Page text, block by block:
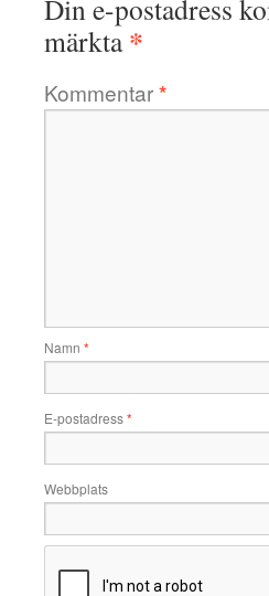
Din e-postadress
märkta*
Kommentar*
Namn *
E-postadress*
Webbplats